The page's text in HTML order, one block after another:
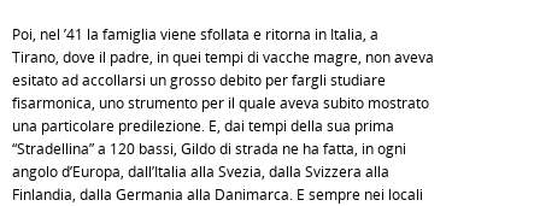
Poi, nel ’41 la famiglia viene sfollata e ritorna in Italia, a
Tirano, dove il padre, in quei tempi di vacche magre, non aveva
esitato ad accollarsi un grosso debito per fargli studiare
fisarmonica, uno strumento per il quale aveva subito mostrato
una particolare predilezione. E, dai tempi della sua prima
“Stradellina” a 120 bassi, Gildo di strada ne ha fatta, in ogni
angolo d’Europa, dall’Italia alla Svezia, dalla Svizzera alla
Finlandia, dalla Germania alla Danimarca. E sempre nei locali